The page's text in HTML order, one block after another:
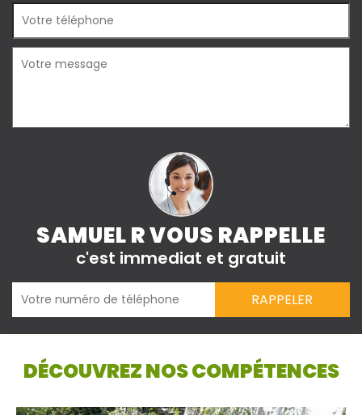
SAMUEL R VOUS RAPPELLE
c'est immediat et gratuit
DÉCOUVREZ NOS COMPÉTENCES